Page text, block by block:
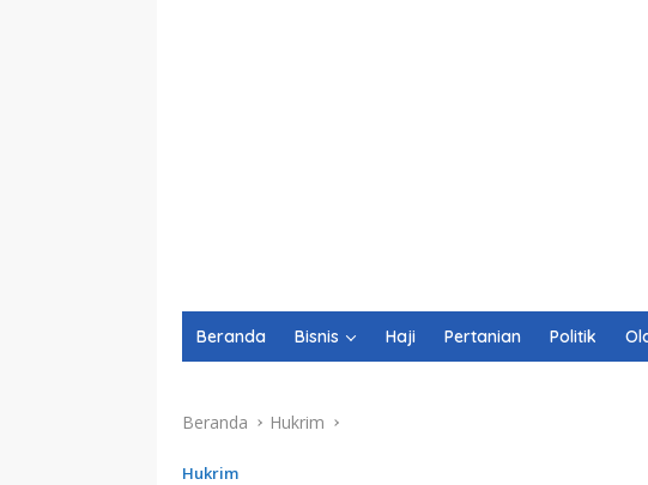
Beranda Bisnis Haji Pertanian Politik
Beranda Hukrim
Hukrim